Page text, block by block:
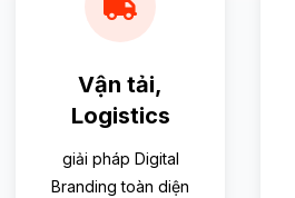
Vận tải,
Logistics
giải pháp Digital
Branding toàn diện